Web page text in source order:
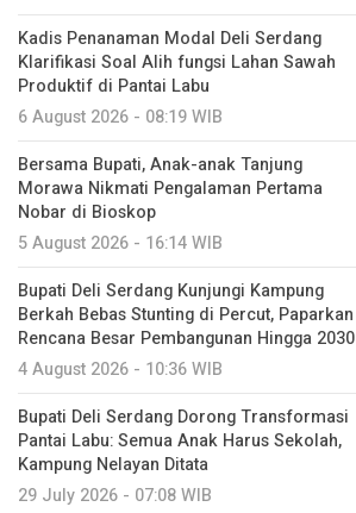
Kadis Penanaman Modal Deli Serdang
Klarifikasi Soal Alih fungsi Lahan Sawah
Produktif di Pantai Labu
6 August 2026 - 08:19 WIB
Bersama Bupati, Anak-anak Tanjung
Morawa Nikmati Pengalaman Pertama
Nobar di Bioskop
5 August 2026 - 16:14 WIB
Bupati Deli Serdang Kunjungi Kampung
Berkah Bebas Stunting di Percut, Paparkan
Rencana Besar Pembangunan Hingga 2030
4 August 2026 - 10:36 WIB
Bupati Deli Serdang Dorong Transformasi
Pantai Labu: Semua Anak Harus Sekolah,
Kampung Nelayan Ditata
29 July 2026 - 07:08 WIB